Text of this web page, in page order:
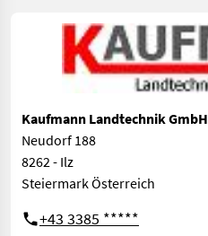
Kaufmann Landtechnik GmbH
Neudorf 188
8262 - Ilz
Steiermark Österreich
+43 3385 *****